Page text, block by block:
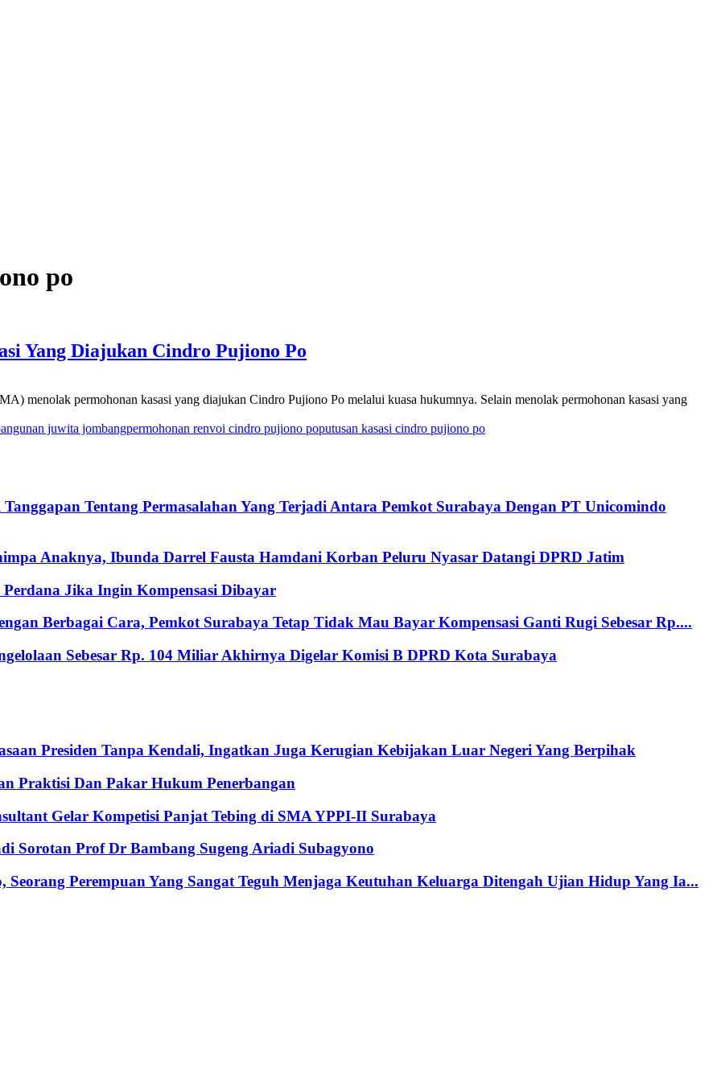
po
Yang Diajukan Cindro Pujiono Po
menolak permohonan kasasi yang diajukan Cindro Pujiono Po melalui kuasa hukumnya. Selain menolak permohonan kasasi yang
juwita jombangpermohonan renvoi cindro pujiono poputusan kasasi cindro pujiono po
Tentang Permasalahan Yang Terjadi Antara Pemkot Surabaya Dengan PT Unicomindo
Anaknya, Ibunda Darrel Fausta Hamdani Korban Peluru Nyasar Datangi DPRD Jatim
Jika Ingin Kompensasi Dibayar
Berbagai Cara, Pemkot Surabaya Tetap Tidak Mau Bayar Kompensasi Ganti Rugi Sebesar Rp....
Sebesar Rp. 104 Miliar Akhirnya Digelar Komisi B DPRD Kota Surabaya
Presiden Tanpa Kendali, Ingatkan Juga Kerugian Kebijakan Luar Negeri Yang Berpihak
Praktisi Dan Pakar Hukum Penerbangan
Gelar Kompetisi Panjat Tebing di SMA YPPI-II Surabaya
Sorotan Prof Dr Bambang Sugeng Ariadi Subagyono
Perempuan Yang Sangat Teguh Menjaga Keutuhan Keluarga Ditengah Ujian Hidup Yang Ia...